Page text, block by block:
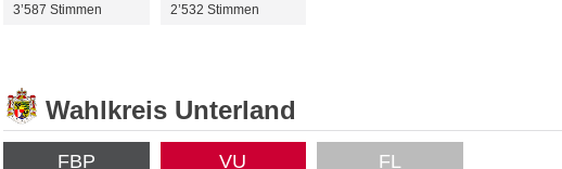
3’587 Stimmen 2’532 Stimmen
Wahlkreis Unterland
FBP VU FL